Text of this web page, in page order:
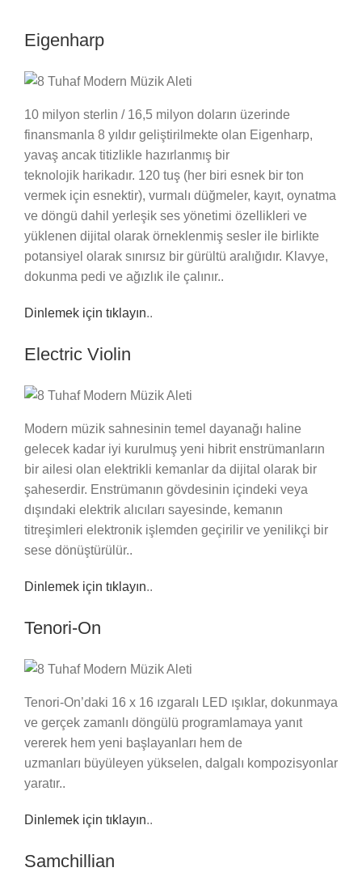
Eigenharp
10 milyon sterlin / 16,5 milyon doların üzerinde
finansmanla 8 yıldır geliştirilmekte olan Eigenharp,
yavaş ancak titizlikle hazırlanmış bir
teknolojik harikadır. 120 tuş (her biri esnek bir ton
vermek için esnektir), vurmalı düğmeler, kayıt, oynatma
ve döngü dahil yerleşik ses yönetimi özellikleri ve
yüklenen dijital olarak örneklenmiş sesler ile birlikte
potansiyel olarak sınırsız bir gürültü aralığıdır. Klavye,
dokunma pedi ve ağızlık ile çalınır..
Dinlemek için tıklayın..
Electric Violin
Modern müzik sahnesinin temel dayanağı haline
gelecek kadar iyi kurulmuş yeni hibrit enstrümanların
bir ailesi olan elektrikli kemanlar da dijital olarak bir
şaheserdir. Enstrümanın gövdesinin içindeki veya
dışındaki elektrik alıcıları sayesinde, kemanın
titreşimleri elektronik işlemden geçirilir ve yenilikçi bir
sese dönüştürülür..
Dinlemek için tıklayın..
Tenori-On
Tenori-On’daki 16 x 16 ızgaralı LED ışıklar, dokunmaya
ve gerçek zamanlı döngülü programlamaya yanıt
vererek hem yeni başlayanları hem de
uzmanları büyüleyen yükselen, dalgalı kompozisyonlar
yaratır..
Dinlemek için tıklayın..
Samchillian